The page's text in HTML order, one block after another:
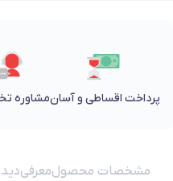
پرداخت اقساطی و آسانمشاوره
مشخصات محصولمعرفی